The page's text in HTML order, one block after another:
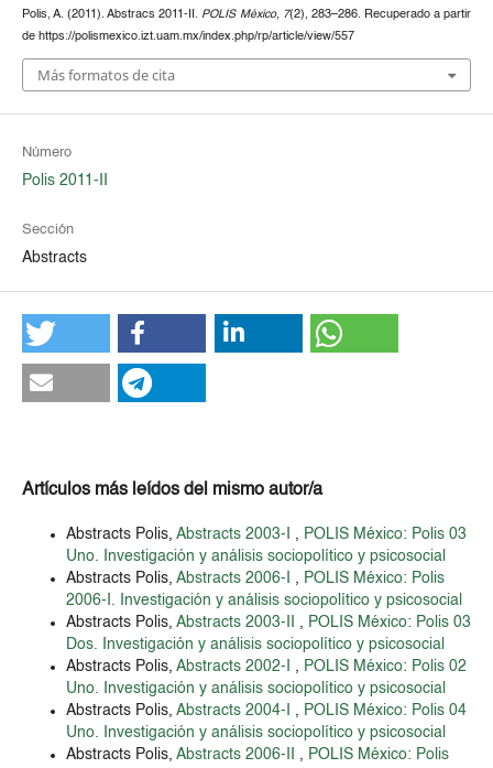
Polis, A. (2011). Abstracs 2011-II. POLIS México, 7(2), 283–286. Recuperado a partir
de https://polismexico.izt.uam.mx/index.php/rp/article/view/557
Más formatos de cita
Número
Polis 2011-II
Sección
Abstracts
Artículos más leídos del mismo autor/a
Abstracts Polis, Abstracts 2003-I , POLIS México: Polis 03
Uno. Investigación y análisis sociopolítico y psicosocial
Abstracts Polis, Abstracts 2006-I , POLIS México: Polis
2006-I. Investigación y análisis sociopolítico y psicosocial
Abstracts Polis, Abstracts 2003-II , POLIS México: Polis 03
Dos. Investigación y análisis sociopolítico y psicosocial
Abstracts Polis, Abstracts 2002-I , POLIS México: Polis 02
Uno. Investigación y análisis sociopolítico y psicosocial
Abstracts Polis, Abstracts 2004-I , POLIS México: Polis 04
Uno. Investigación y análisis sociopolítico y psicosocial
Abstracts Polis, Abstracts 2006-II , POLIS México: Polis